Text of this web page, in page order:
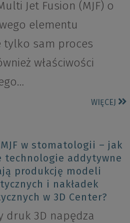
Jet Fusion (MJF) o
elementu
tylko sam proces
właściwości
WIĘCEJ
w stomatologii – jak
technologie addytywne
produkcję modeli
i nakładek
w 3D Center?
druk 3D napędza